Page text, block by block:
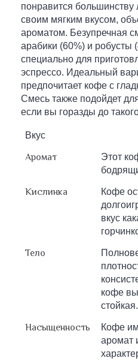
понравится большинству
своим мягким вкусом,
ароматом. Безупречная
арабики (60%) и робусты
специально для
эспрессо. Идеальный
предпочитает кофе с
Смесь также подойдет
если вы горазды до
Вкус
Аромат
Этот
Кислинка
Кофе
вкус
Тело
кофе
стойкая.
Насыщенность
Кофе
аромат